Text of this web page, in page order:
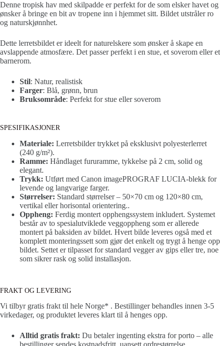
Denne tropisk hav med skilpadde er perfekt for de som elsker havet og
ønsker å bringe en bit av tropene inn i hjemmet sitt. Bildet utstråler ro
og naturskjønnhet.
Dette lerretsbildet er ideelt for naturelskere som ønsker å skape en
avslappende atmosfære. Det passer perfekt i en stue, et soverom eller et
barnerom.
Stil: Natur, realistisk
Farger: Blå, grønn, brun
Bruksområde: Perfekt for stue eller soverom
SPESIFIKASJONER
Materiale: Lerretsbilder trykket på eksklusivt polyesterlerret
(240 g/m²).
Ramme: Håndlaget fururamme, tykkelse på 2 cm, solid og
elegant.
Trykk: Utført med Canon imagePROGRAF LUCIA-blekk for
levende og langvarige farger.
Størrelser: Standard størrelser – 50×70 cm og 120×80 cm,
vertikal eller horisontal orientering..
Oppheng: Ferdig montert opphengssystem inkludert. Systemet
består av to spesialutviklede veggoppheng som er allerede
montert på baksiden av bildet. Hvert bilde leveres også med et
komplett monteringssett som gjør det enkelt og trygt å henge opp
bildet. Settet er tilpasset for standard vegger av gips eller tre, noe
som sikrer rask og solid installasjon.
FRAKT OG LEVERING
Vi tilbyr gratis frakt til hele Norge* . Bestillinger behandles innen 3-5
virkedager, og produktet leveres klart til å henges opp.
Alltid gratis frakt: Du betaler ingenting ekstra for porto – alle
bestillinger sendes kostnadsfritt, uansett ordrestørrelse.